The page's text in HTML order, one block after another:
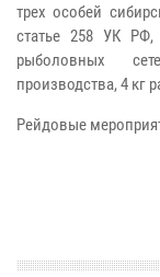
трех особей
статье 258 УК РФ,
рыболовных
производства, 4 кг
Рейдовые